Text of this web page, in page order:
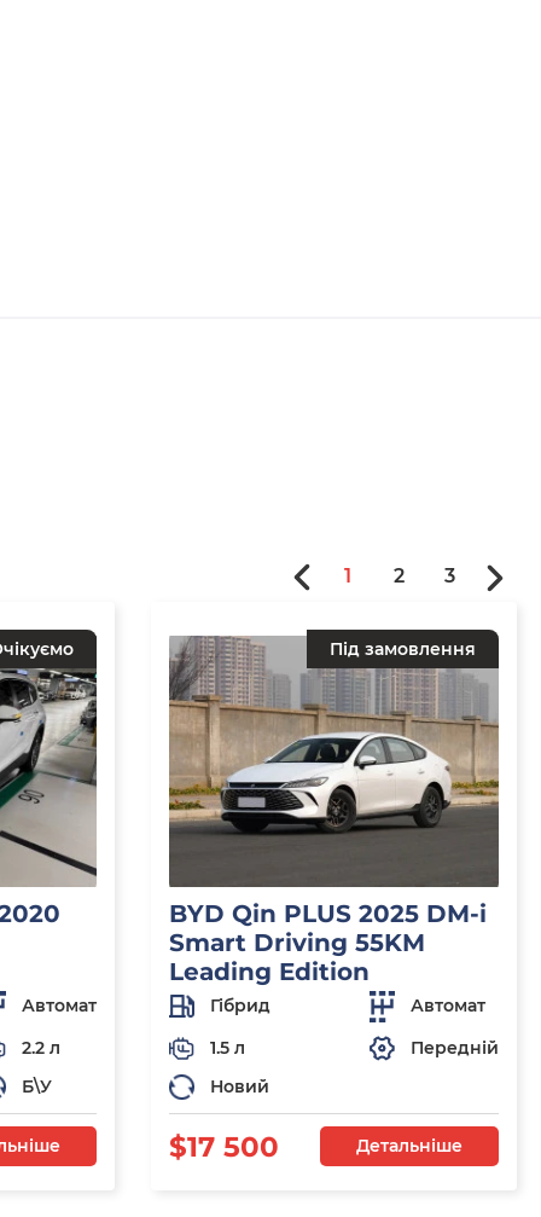
Автомат
2.2 л
Б\У
Під замовлення
BYD Qin PLUS 2025 DM-i
Smart Driving 55KM
Leading Edition
Гібрид
Автомат
1.5 л
Передній
Новий
$17 500 Детальніше
1 2 3